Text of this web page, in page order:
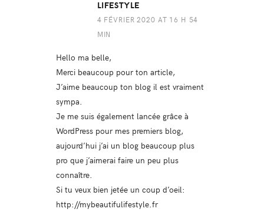
LIFESTYLE
4 FÉVRIER 2020 AT 16 H 54
MIN
Hello ma belle,
Merci beaucoup pour ton article,
J’aime beaucoup ton blog il est vraiment
sympa.
Je me suis également lancée grâce à
WordPress pour mes premiers blog,
aujourd’hui j’ai un blog beaucoup plus
pro que j’aimerai faire un peu plus
connaître.
Si tu veux bien jetée un coup d’oeil:
http://mybeautifulifestyle.fr